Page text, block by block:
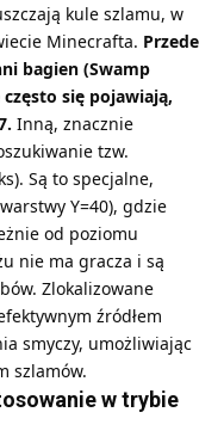
kule szlamu, w
Minecrafta. Przede
bagien (Swamp
się pojawiają,
Inną, znacznie
tzw.
Są to specjalne,
Y=40), gdzie
od poziomu
nie ma gracza i są
Zlokalizowane
źródłem
smyczy, umożliwiając
szlamów.
w trybie